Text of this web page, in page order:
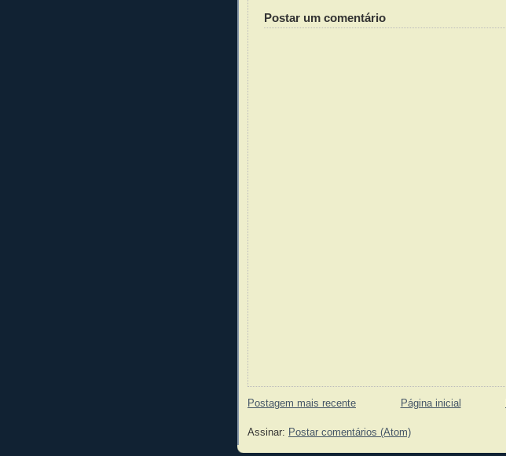
Postar um comentário
Postagem mais recente Página inicial
Assinar: Postar comentários (Atom)